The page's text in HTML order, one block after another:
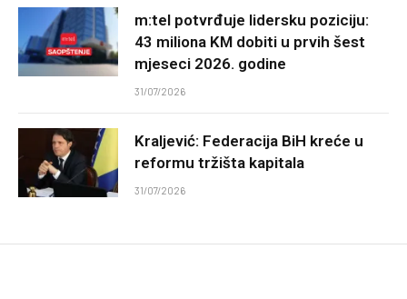
m:tel potvrđuje lidersku poziciju:
43 miliona KM dobiti u prvih šest
mjeseci 2026. godine
31/07/2026
Kraljević: Federacija BiH kreće u
reformu tržišta kapitala
31/07/2026